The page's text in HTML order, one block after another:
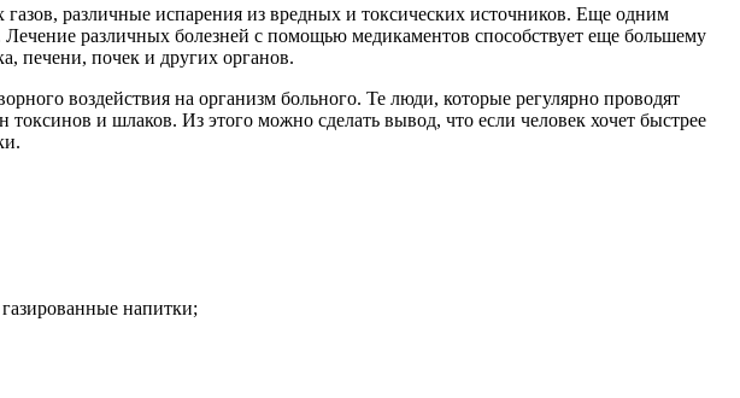
различные испарения из вредных и токсических источников. Еще одним
различных болезней с помощью медикаментов способствует еще большему
печени, почек и других органов.
воздействия на организм больного. Те люди, которые регулярно проводят
и шлаков. Из этого можно сделать вывод, что если человек хочет быстрее
напитки;